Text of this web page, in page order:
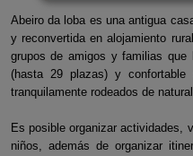
Abeiro da loba es una antigua
y reconvertida en alojamiento
grupos de amigos y familias que
(hasta 29 plazas) y
tranquilamente rodeados de
Es posible organizar actividades,
niños, además de organizar